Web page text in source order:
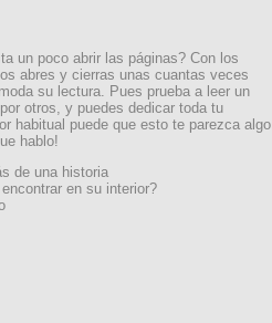
un poco abrir las páginas? Con los
abres y cierras unas cuantas veces
su lectura. Pues prueba a leer un
otros, y puedes dedicar toda tu
habitual puede que esto te parezca algo
hablo!
de una historia
en su interior?